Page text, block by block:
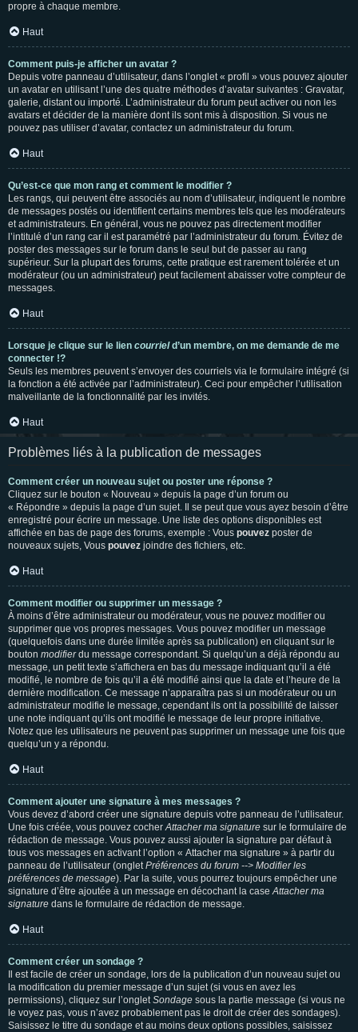
propre à chaque membre.
Haut
Comment puis-je afficher un avatar ?
Depuis votre panneau d’utilisateur, dans l’onglet « profil » vous pouvez ajouter
un avatar en utilisant l’une des quatre méthodes d’avatar suivantes : Gravatar,
galerie, distant ou importé. L’administrateur du forum peut activer ou non les
avatars et décider de la manière dont ils sont mis à disposition. Si vous ne
pouvez pas utiliser d’avatar, contactez un administrateur du forum.
Haut
Qu’est-ce que mon rang et comment le modifier ?
Les rangs, qui peuvent être associés au nom d’utilisateur, indiquent le nombre
de messages postés ou identifient certains membres tels que les modérateurs
et administrateurs. En général, vous ne pouvez pas directement modifier
l’intitulé d’un rang car il est paramétré par l’administrateur du forum. Évitez de
poster des messages sur le forum dans le seul but de passer au rang
supérieur. Sur la plupart des forums, cette pratique est rarement tolérée et un
modérateur (ou un administrateur) peut facilement abaisser votre compteur de
messages.
Haut
Lorsque je clique sur le lien courrield’un membre, on me demande de me
connecter !?
Seuls les membres peuvent s’envoyer des courriels via le formulaire intégré (si
la fonction a été activée par l’administrateur). Ceci pour empêcher l’utilisation
malveillante de la fonctionnalité par les invités.
Haut
Problèmes liés à la publication de messages
Comment créer un nouveau sujet ou poster une réponse ?
Cliquez sur le bouton « Nouveau » depuis la page d’un forum ou
« Répondre » depuis la page d’un sujet. Il se peut que vous ayez besoin d’être
enregistré pour écrire un message. Une liste des options disponibles est
affichée en bas de page des forums, exemple : Vous pouvez poster de
nouveaux sujets, Vous pouvez joindre des fichiers, etc.
Haut
Comment modifier ou supprimer un message ?
À moins d’être administrateur ou modérateur, vous ne pouvez modifier ou
supprimer que vos propres messages. Vous pouvez modifier un message
(quelquefois dans une durée limitée après sa publication) en cliquant sur le
bouton modifierdu message correspondant. Si quelqu’un a déjà répondu au
message, un petit texte s’affichera en bas du message indiquant qu’il a été
modifié, le nombre de fois qu’il a été modifié ainsi que la date et l’heure de la
dernière modification. Ce message n’apparaîtra pas si un modérateur ou un
administrateur modifie le message, cependant ils ont la possibilité de laisser
une note indiquant qu’ils ont modifié le message de leur propre initiative.
Notez que les utilisateurs ne peuvent pas supprimer un message une fois que
quelqu’un y a répondu.
Haut
Comment ajouter une signature à mes messages ?
Vous devez d’abord créer une signature depuis votre panneau de l’utilisateur.
Une fois créée, vous pouvez cocherAttacher ma signature sur le formulaire de
rédaction de message. Vous pouvez aussi ajouter la signature par défaut à
tous vos messages en activant l’option « Attacher ma signature » à partir du
panneau de l’utilisateur (ongletPréférences du forum --> Modifier les
préférences de message). Par la suite, vous pourrez toujours empêcher une
signature d’être ajoutée à un message en décochant la caseAttacher ma
signature dans le formulaire de rédaction de message.
Haut
Comment créer un sondage ?
Il est facile de créer un sondage, lors de la publication d’un nouveau sujet ou
la modification du premier message d’un sujet (si vous en avez les
permissions), cliquez sur l’ongletSondage sous la partie message (si vous ne
le voyez pas, vous n’avez probablement pas le droit de créer des sondages).
Saisissez le titre du sondage et au moins deux options possibles, saisissez